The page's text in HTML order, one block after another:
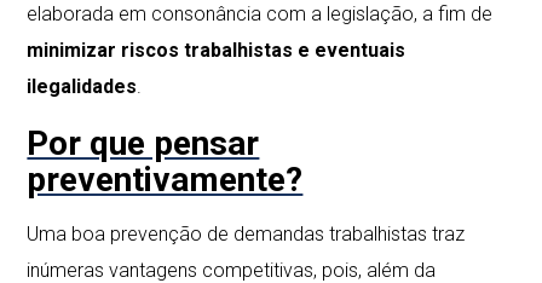
elaborada em consonância com a legislação, a fim de
minimizar riscos trabalhistas e eventuais
ilegalidades.
Por que pensar
preventivamente?
Uma boa prevenção de demandas trabalhistas traz
inúmeras vantagens competitivas, pois, além da